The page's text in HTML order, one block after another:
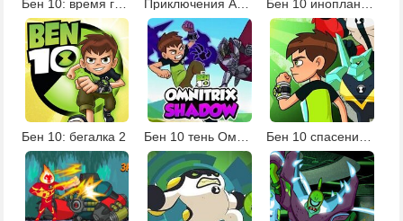
Бен 10: время героев Приключения Алмаза и Человека-огня
Бен 10: бегалка 2